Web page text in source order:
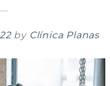
by Clínica Planas